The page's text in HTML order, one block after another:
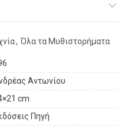
, Όλα τα Μυθιστορήματα
Αντωνίου
cm
Πηγή